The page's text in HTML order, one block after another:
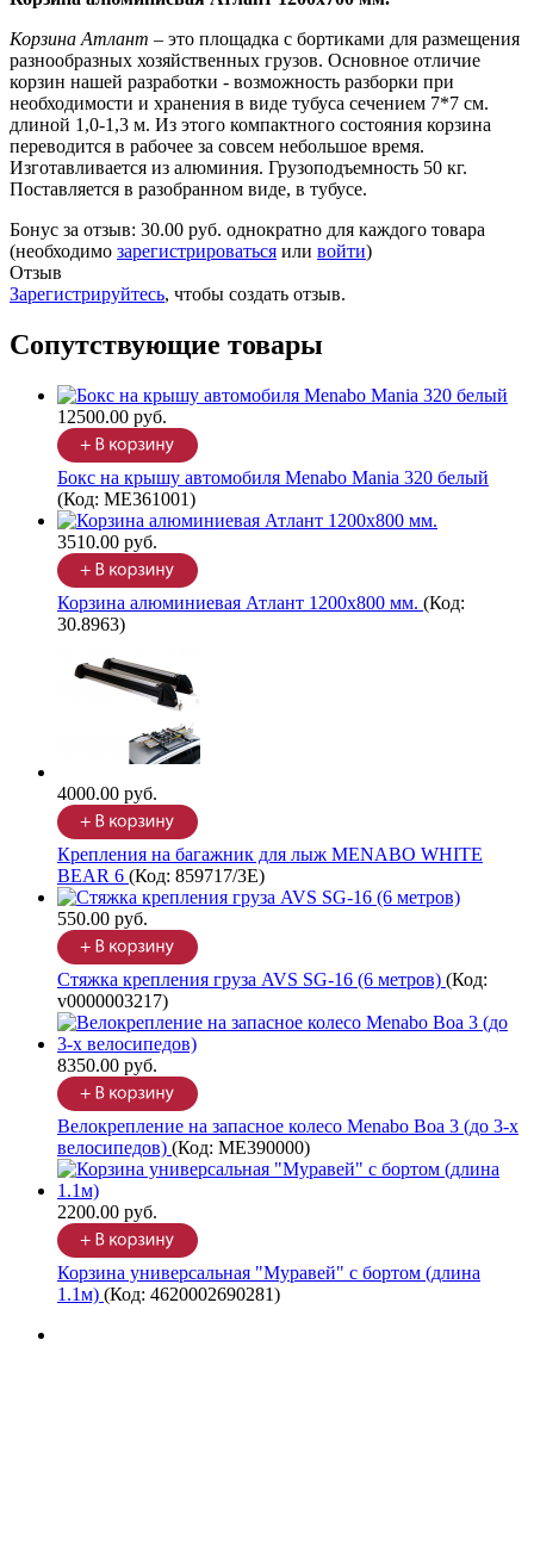
Корзина Атлант – это площадка с бортиками для размещения
разнообразных хозяйственных грузов. Основное отличие
корзин нашей разработки - возможность разборки при
необходимости и хранения в виде тубуса сечением 7*7 см.
длиной 1,0-1,3 м. Из этого компактного состояния корзина
переводится в рабочее за совсем небольшое время.
Изготавливается из алюминия. Грузоподъемность 50 кг.
Поставляется в разобранном виде, в тубусе.
Бонус за отзыв: 30.00 руб. однократно для каждого товара
(необходимо зарегистрироваться или войти)
Отзыв
Зарегистрируйтесь, чтобы создать отзыв.
Сопутствующие товары
12500.00 руб.
Бокс на крышу автомобиля Menabo Mania 320 белый
(Код: ME361001)
3510.00 руб.
Корзина алюминиевая Атлант 1200х800 мм. (Код:
30.8963)
4000.00 руб.
Крепления на багажник для лыж MENABO WHITE
BEAR 6 (Код: 859717/3E)
550.00 руб.
Стяжка крепления груза AVS SG-16 (6 метров) (Код:
v0000003217)
8350.00 руб.
Велокрепление на запасное колесо Menabo Boa 3 (до 3-х
велосипедов) (Код: ME390000)
2200.00 руб.
Корзина универсальная "Муравей" с бортом (длина
1.1м) (Код: 4620002690281)